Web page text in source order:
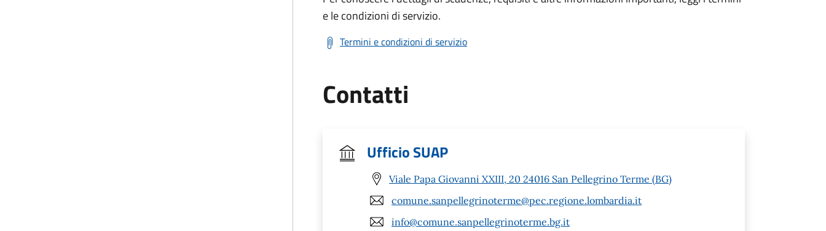
e le condizioni di servizio.
Termini e condizioni di servizio
Contatti
Ufficio SUAP
Viale Papa Giovanni XXIII, 20 24016 San Pellegrino Terme (BG)
comune.sanpellegrinoterme@pec.regione.lombardia.it
info@comune.sanpellegrinoterme.bg.it